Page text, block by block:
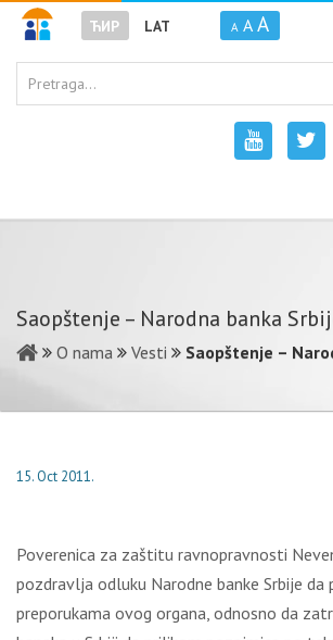
ЋИР LAT A A A
Saopštenje – Narodna banka
O nama Vesti Saopštenje –
15. Oct 2011.
Poverenica za zaštitu ravnopravnosti
pozdravlja odluku Narodne banke Srbije da
preporukama ovog organa, odnosno da